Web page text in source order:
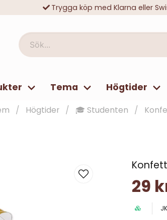
Trygga köp med Klarna eller
Sök...
Tema Högtider
Högtider 🎓 Studenten
29